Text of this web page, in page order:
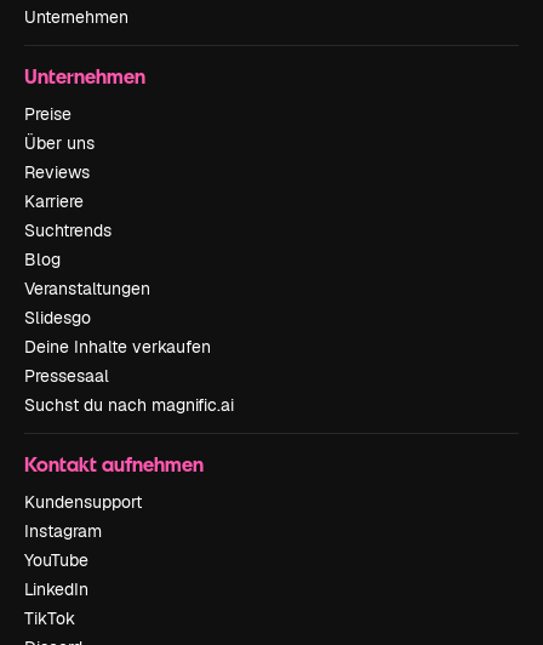
Unternehmen
Unternehmen
Preise
Über uns
Reviews
Karriere
Suchtrends
Blog
Veranstaltungen
Slidesgo
Deine Inhalte verkaufen
Pressesaal
Suchst du nach magnific.ai
Kontakt aufnehmen
Kundensupport
Instagram
YouTube
LinkedIn
TikTok